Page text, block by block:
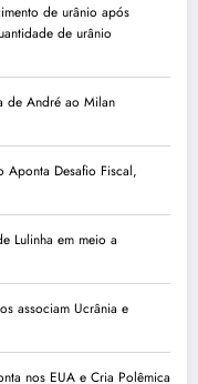
de urânio após
de urânio
de André ao Milan
Aponta Desafio Fiscal,
Lulinha em meio a
associam Ucrânia e
nos EUA e Cria Polêmica